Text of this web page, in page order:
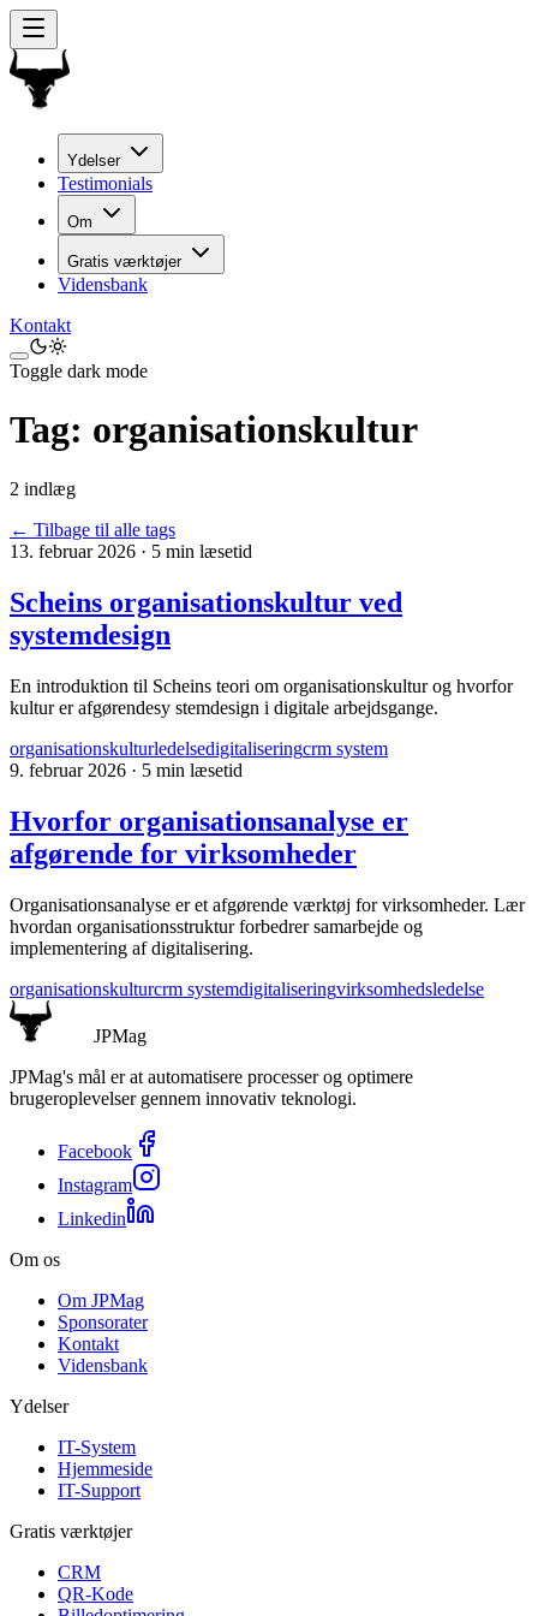
Ydelser
Testimonials
Om
Gratis værktøjer
Vidensbank
Kontakt
Toggle dark mode
Tag: organisationskultur
2 indlæg
← Tilbage til alle tags
13. februar 2026 · 5 min læsetid
Scheins organisationskultur ved
systemdesign
En introduktion til Scheins teori om organisationskultur og hvorfor
kultur er afgørendesy stemdesign i digitale arbejdsgange.
organisationskulturledelsedigitaliseringcrm system
9. februar 2026 · 5 min læsetid
Hvorfor organisationsanalyse er
afgørende for virksomheder
Organisationsanalyse er et afgørende værktøj for virksomheder. Lær
hvordan organisationsstruktur forbedrer samarbejde og
implementering af digitalisering.
organisationskulturcrm systemdigitaliseringvirksomhedsledelse
JPMag
JPMag's mål er at automatisere processer og optimere
brugeroplevelser gennem innovativ teknologi.
Facebook
Instagram
Linkedin
Om os
Om JPMag
Sponsorater
Kontakt
Vidensbank
Ydelser
IT-System
Hjemmeside
IT-Support
Gratis værktøjer
CRM
QR-Kode